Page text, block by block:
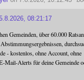
08:21:17
Gemeinden, über 60.000
- kostenlos, ohne Account, ohne
Mail-Alerts für deine Gemeinde